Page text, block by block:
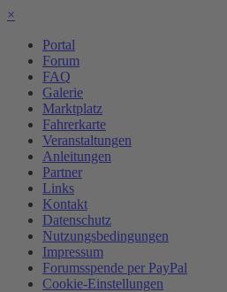
×
Portal
Forum
FAQ
Galerie
Marktplatz
Fahrerkarte
Veranstaltungen
Anleitungen
Partner
Links
Kontakt
Datenschutz
Nutzungsbedingungen
Impressum
Forumsspende per PayPal
Cookie-Einstellungen